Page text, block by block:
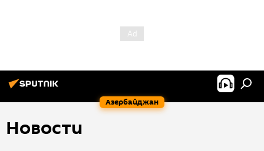
Азербайджан
Новости